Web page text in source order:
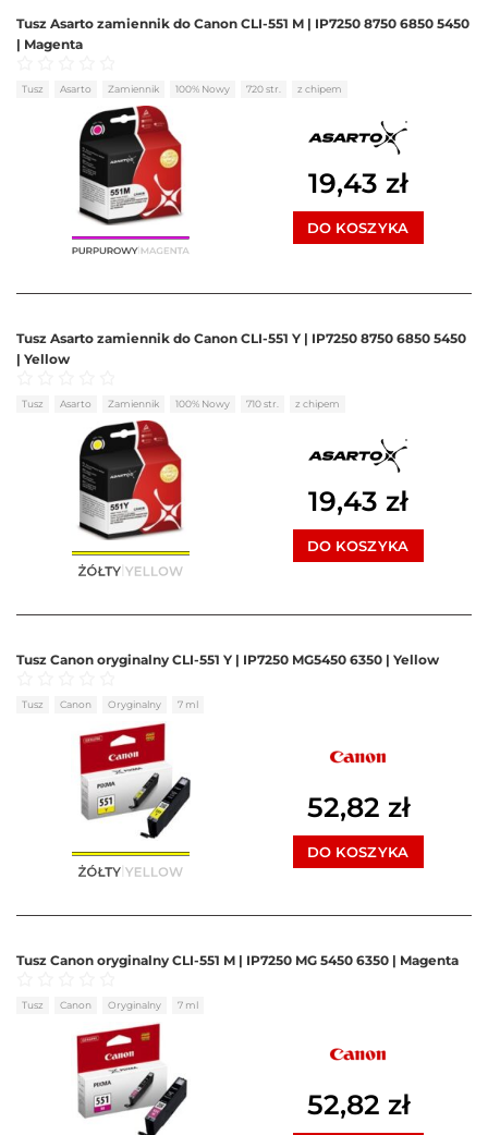
Tusz Asarto zamiennik do Canon CLI-551 M | IP7250 8750 6850 5450
| Magenta
Oceniono0na 5
Tusz Asarto Zamiennik 100% Nowy 720 str. z chipem
19,43 zł
DO KOSZYKA
Tusz Asarto zamiennik do Canon CLI-551 Y | IP7250 8750 6850 5450
| Yellow
Oceniono0na 5
Tusz Asarto Zamiennik 100% Nowy 710 str. z chipem
19,43 zł
DO KOSZYKA
Tusz Canon oryginalny CLI-551 Y | IP7250 MG5450 6350 | Yellow
Oceniono
Tusz Canon Oryginalny 7 ml
52,82 zł
DO KOSZYKA
Tusz Canon oryginalny CLI-551 M | IP7250 MG 5450 6350 | Magenta
Oceniono
Tusz Canon Oryginalny 7 ml
52,82 zł